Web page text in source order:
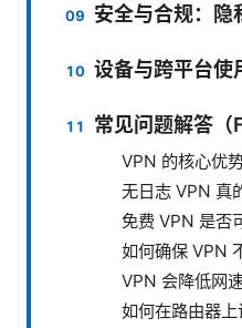
安全与合规：隐
设备与跨平台使
常见问题解答
VPN 的核心优
无日志 VPN 真
免费 VPN 是否
如何确保 VPN
VPN 会降低网
如何在路由器上